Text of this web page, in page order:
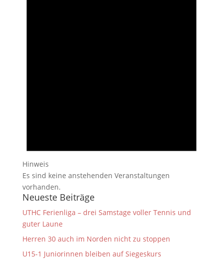
Hinweis
Es sind keine anstehenden Veranstaltungen
vorhanden.
Neueste Beiträge
UTHC Ferienliga – drei Samstage voller Tennis und
guter Laune
Herren 30 auch im Norden nicht zu stoppen
U15-1 Juniorinnen bleiben auf Siegeskurs